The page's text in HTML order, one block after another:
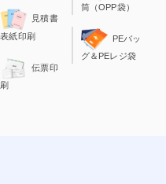
見積書
表紙印刷
伝票印
刷
筒（OPP袋）
PEバッ
グ＆PEレジ袋